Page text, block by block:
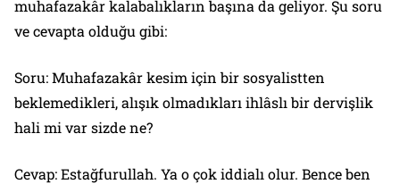
muhafazakâr kalabalıkların başına da geliyor. Şu soru
ve cevapta olduğu gibi:
Soru: Muhafazakâr kesim için bir sosyalistten
beklemedikleri, alışık olmadıkları ihlâslı bir dervişlik
hali mi var sizde ne?
Cevap: Estağfurullah. Ya o çok iddialı olur. Bence ben